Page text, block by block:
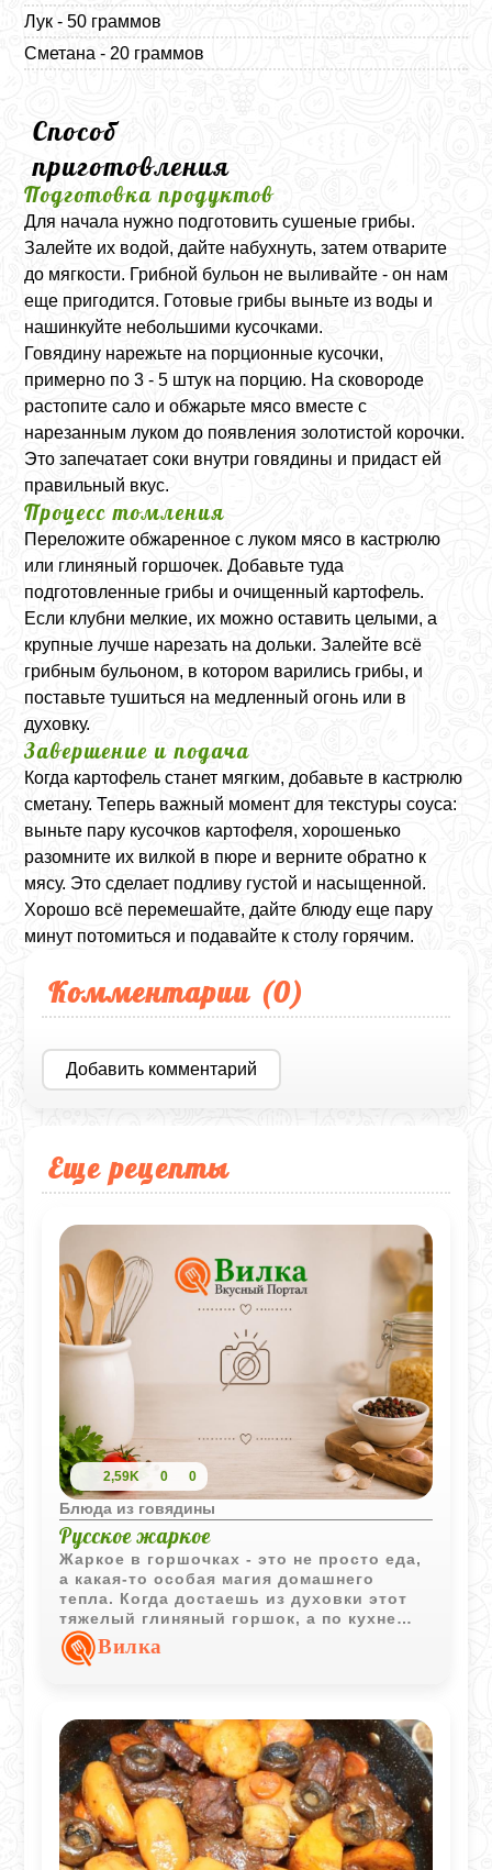
Лук - 50 граммов
Сметана - 20 граммов
Способ
приготовления
Подготовка продуктов
Для начала нужно подготовить сушеные грибы.
Залейте их водой, дайте набухнуть, затем отварите
до мягкости. Грибной бульон не выливайте - он нам
еще пригодится. Готовые грибы выньте из воды и
нашинкуйте небольшими кусочками.
Говядину нарежьте на порционные кусочки,
примерно по 3 - 5 штук на порцию. На сковороде
растопите сало и обжарьте мясо вместе с
нарезанным луком до появления золотистой корочки.
Это запечатает соки внутри говядины и придаст ей
правильный вкус.
Процесс томления
Переложите обжаренное с луком мясо в кастрюлю
или глиняный горшочек. Добавьте туда
подготовленные грибы и очищенный картофель.
Если клубни мелкие, их можно оставить целыми, а
крупные лучше нарезать на дольки. Залейте всё
грибным бульоном, в котором варились грибы, и
поставьте тушиться на медленный огонь или в
духовку.
Завершение и подача
Когда картофель станет мягким, добавьте в кастрюлю
сметану. Теперь важный момент для текстуры соуса:
выньте пару кусочков картофеля, хорошенько
разомните их вилкой в пюре и верните обратно к
мясу. Это сделает подливу густой и насыщенной.
Хорошо всё перемешайте, дайте блюду еще пару
минут потомиться и подавайте к столу горячим.
Комментарии (0)
Добавить комментарий
Еще рецепты
2,59K 0 0
Блюда из говядины
Русское жаркое
Жаркое в горшочках - это не просто еда,
а какая-то особая магия домашнего
тепла. Когда достаешь из духовки этот
тяжелый глиняный горшок, а по кухне
разносится аромат томленого мяса и
чеснока, сразу становится как-то очень
через сковородку: картофель
схватывается корочкой, лук становится
золотистым, а мясо запечатывает в себе
все соки. В духовке они лишь
обмениваются ароматами, создавая тот
самый густой и насыщенный вкус,
который мы так любим.
Вилка